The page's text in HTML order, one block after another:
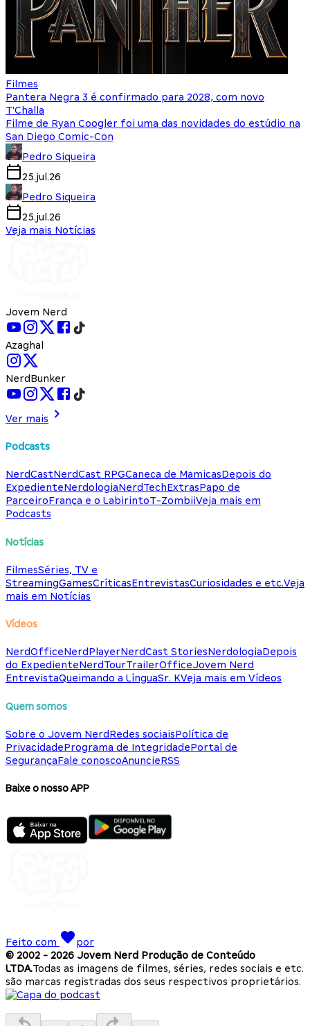
Filmes
Pantera Negra 3 é confirmado para 2028, com novo
T'Challa
Filme de Ryan Coogler foi uma das novidades do estúdio na
San Diego Comic-Con
Pedro Siqueira
25.jul.26
Pedro Siqueira
25.jul.26
Veja mais Notícias
Jovem Nerd
Azaghal
NerdBunker
Ver mais
Podcasts
NerdCastNerdCast RPGCaneca de MamicasDepois do
ExpedienteNerdologiaNerdTechExtrasPapo de
ParceiroFrança e o LabirintoT-ZombiiVeja mais em
Podcasts
Notícias
FilmesSéries, TV e
StreamingGamesCríticasEntrevistasCuriosidades e etc.Veja
mais em Notícias
Vídeos
NerdOfficeNerdPlayerNerdCast StoriesNerdologiaDepois
do ExpedienteNerdTourTrailerOfficeJovem Nerd
EntrevistaQueimando a LínguaSr. KVeja mais em Vídeos
Quem somos
Sobre o Jovem NerdRedes sociaisPolítica de
PrivacidadePrograma de IntegridadePortal de
SegurançaFale conoscoAnuncieRSS
Baixe o nosso APP
Feito com
por
© 2002 - 2026 Jovem Nerd Produção de Conteúdo
LTDA.Todas as imagens de filmes, séries, redes sociais e etc.
são marcas registradas dos seus respectivos proprietários.